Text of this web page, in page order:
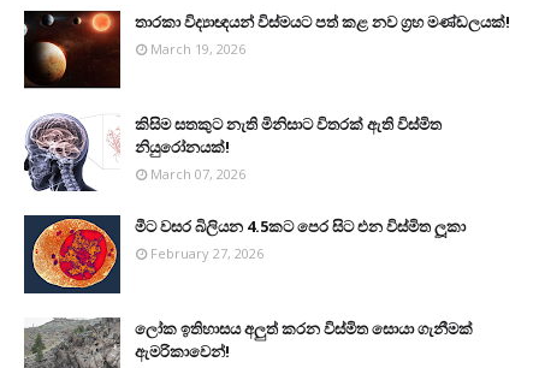
තාරකා විද්‍යාඥයන් විස්මයට පත් කළ නව ග්‍රහ මණ්ඩලයක්!
March 19, 2026
කිසිම සතකුට නැති මිනිසාට විතරක් ඇති විස්මිත
නියුරෝනයක්!
March 07, 2026
මීට වසර බිලියන 4.5කට පෙර සිට එන විස්මිත ලූකා
February 27, 2026
ලෝක ඉතිහාසය අලුත් කරන විස්මිත සොයා ගැනීමක්
ඇමරිකාවෙන්!